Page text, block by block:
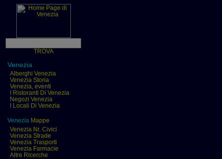
TROVA
Venezia
Alberghi Venezia
Venezia Storia
Venezia, eventi
I Ristoranti Di Venezia
Negozi Venezia
I Locali Di Venezia
Venezia Mappe
Venezia Nr. Civici
Venezia Strade
Venezia Trasporti
Venezia Farmacie
Altre Ricerche